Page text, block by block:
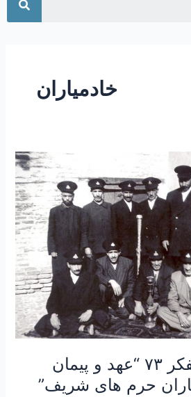
خادمیاران
۲۱۱ – ساعتی تفکر ۷۳ “عهد و پیمان
حرم های شریف”